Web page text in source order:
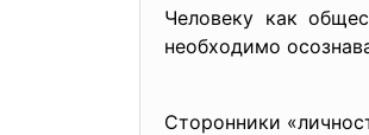
Человеку как
необходимо
Сторонники